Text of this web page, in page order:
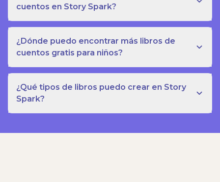
cuentos en Story Spark?
¿Dónde puedo encontrar más libros de
cuentos gratis para niños?
¿Qué tipos de libros puedo crear en Story
Spark?